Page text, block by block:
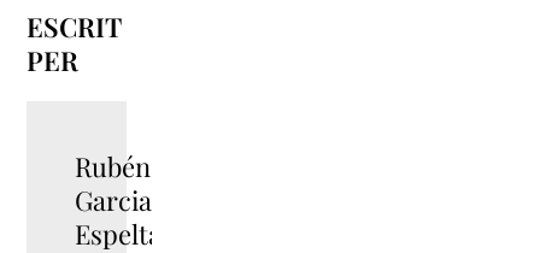
ESCRIT
PER
Rubén
Garcia
Espelta